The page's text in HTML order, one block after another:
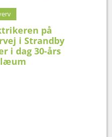
på
i Strandby
i dag 30-års